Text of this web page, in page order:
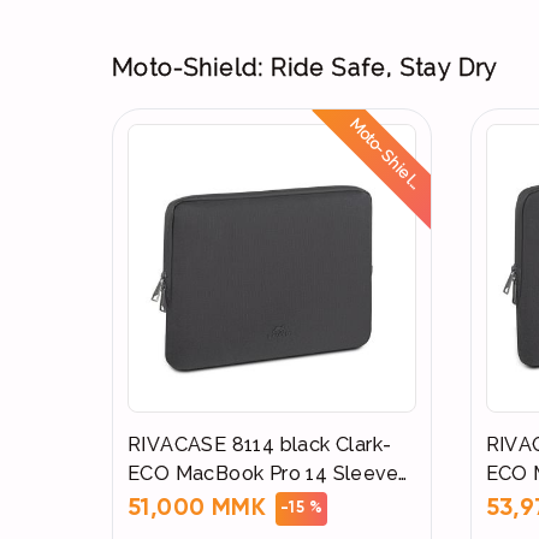
Moto-Shield: Ride Safe, Stay Dry
M
o
t
o
-
S
h
i
e
l
d
:
R
i
d
e
S
a
f
e
,
S
t
a
y
D
r
y
RIVACASE 8114 black Clark-
ECO MacBook Pro 14 Sleeve
(Waterproof zip)
51,000 MMK -15 %
ECO